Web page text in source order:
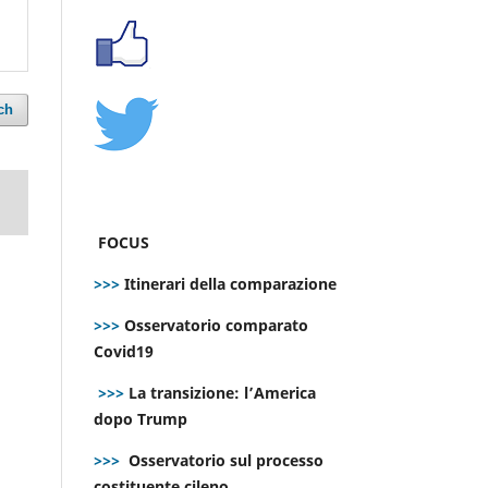
FOCUS
>>> Itinerari della comparazione
>>> Osservatorio comparato
Covid19
>>> La transizione: l’America
dopo Trump
>>> Osservatorio sul processo